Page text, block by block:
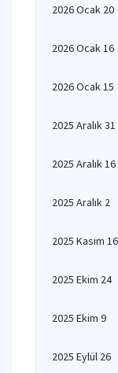
2026 Ocak 20
2026 Ocak 16
2026 Ocak 15
2025 Aralık 31
2025 Aralık 16
2025 Aralık 2
2025 Kasım 16
2025 Ekim 24
2025 Ekim 9
2025 Eylül 26